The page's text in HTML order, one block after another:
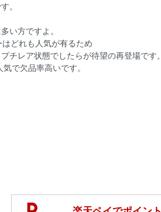
。
い方ですよ。
どれも人気が有るため
チレア状態でしたらが待望の再登場です。
で欠品率高いです。